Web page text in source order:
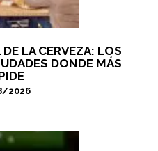
LA CERVEZA: LOS
DONDE MÁS
2026